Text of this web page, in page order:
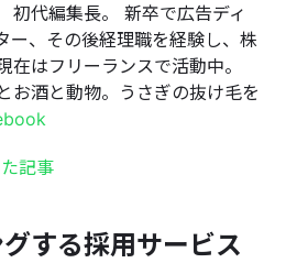
代編集長。 新卒で広告ディ
ー、その後経理職を経験し、株
在はフリーランスで活動中。
お酒と動物。うさぎの抜け毛を
記事
する採用サービス